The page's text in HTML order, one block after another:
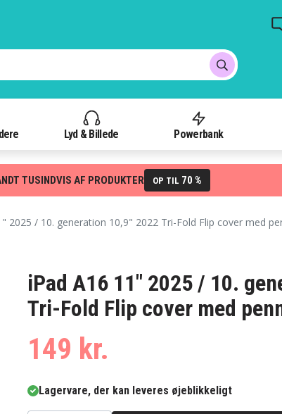
Lyd & Billede Powerbank
TUSINDVIS AF PRODUKTER OP TIL 70 %
2025 / 10. generation 10,9" 2022 Tri-Fold Flip cover med
iPad A16 11" 2025 / 10.
Tri-Fold Flip cover med
149 kr.
Lagervare, der kan leveres øjeblikkeligt